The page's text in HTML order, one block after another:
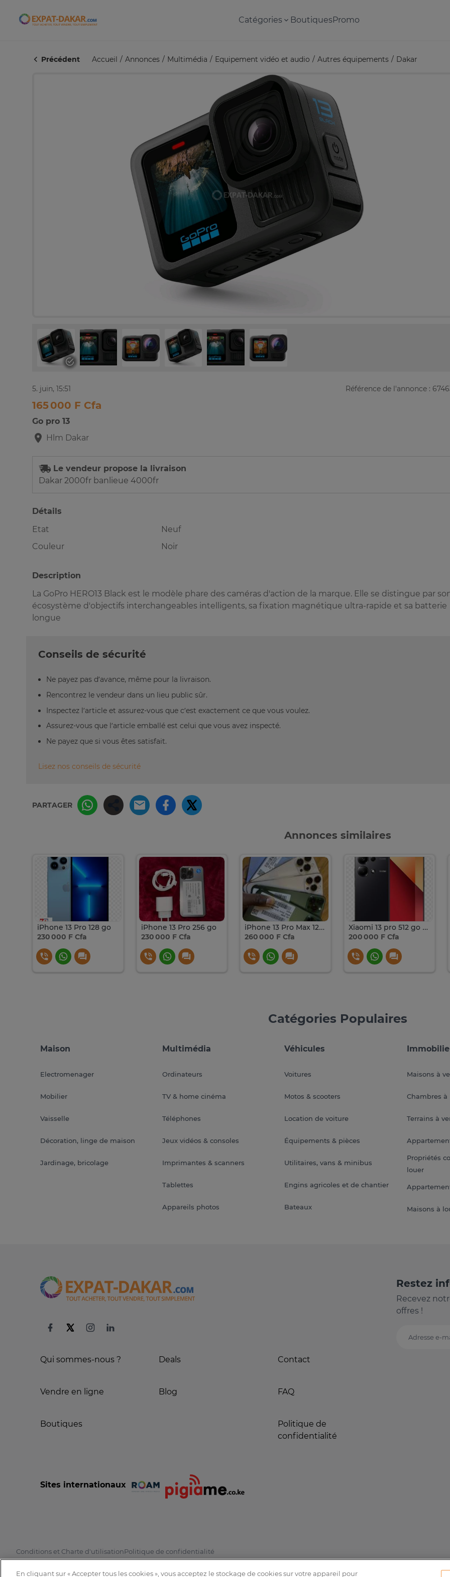
Expat-Dakar Catégories BoutiquesPromo
Précédent Accueil Annonces Multimédia Equipement vidéo et audio Autres équipements Dakar
5. juin, 15:51 Référence de l'annonce :
165 000 F Cfa
Go pro 13
Hlm Dakar
Le vendeur propose la livraison
Dakar 2000fr banlieue 4000fr
Détails
Etat
Neuf
Couleur
Noir
Description
La GoPro HERO13 Black est le modèle phare des caméras d'action de la marque. Elle se distingue par
écosystème d'objectifs interchangeables intelligents, sa fixation magnétique ultra-rapide et sa batterie
longue
Conseils de sécurité
Ne payez pas d’avance, même pour la livraison.
Rencontrez le vendeur dans un lieu public sûr.
Inspectez l’article et assurez-vous que c’est exactement ce que vous voulez.
Assurez-vous que l’article emballé est celui que vous avez inspecté.
Ne payez que si vous êtes satisfait.
Lisez nos conseils de sécurité
PARTAGER
Annonces similaires
iPhone 13 Pro 128 go
230 000 F Cfa
iPhone 13 Pro 256 go
230 000 F Cfa
iPhone 13 Pro Max 128 Go
260 000 F Cfa
Xiaomi 13 pro 512 go redmi note
200 000 F Cfa
Catégories Populaires
Maison
Electromenager
Mobilier
Vaisselle
Décoration, linge de maison
Jardinage, bricolage
Multimédia
Ordinateurs
TV & home cinéma
Téléphones
Jeux vidéos & consoles
Imprimantes & scanners
Tablettes
Appareils photos
Véhicules
Voitures
Motos & scooters
Location de voiture
Équipements & pièces
Utilitaires, vans & minibus
Engins agricoles et de chantier
Bateaux
Maisons à
Chambres à
Terrains à
Propriétés
louer
Maisons à
Qui sommes-nous ?
Vendre en ligne
Boutiques
Deals
Blog
Contact
FAQ
Politique de
confidentialité
Restez
Recevez
offres !
Adresse e-
Sites internationaux
Conditions et Charte d'utilisationPolitique de confidentialité
En cliquant sur « Accepter tous les cookies », vous acceptez le stockage de cookies sur votre appareil pour